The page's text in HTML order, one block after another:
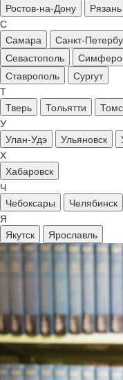
Ростов-на-Дону
Рязань
С
Самара
Санкт-
Севастополь
Ставрополь
Сургут
Т
Тверь
Тольятти
У
Улан-Удэ
Ульяновск
Х
Хабаровск
Ч
Чебоксары
Челябинск
Я
Якутск
Ярославль